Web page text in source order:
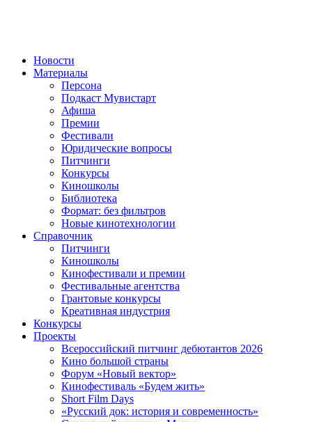
Новости
Материалы
Персона
Подкаст Мувистарт
Афиша
Премии
Фестивали
Юридические вопросы
Питчинги
Конкурсы
Киношколы
Библиотека
Формат: без фильтров
Новые кинотехнологии
Справочник
Питчинги
Киношколы
Кинофестивали и премии
Фестивальные агентства
Грантовые конкурсы
Креативная индустрия
Конкурсы
Проекты
Всероссийский питчинг дебютантов 2026
Кино большой страны
Форум «Новый вектор»
Кинофестиваль «Будем жить»
Short Film Days
«Русский док: история и современность»